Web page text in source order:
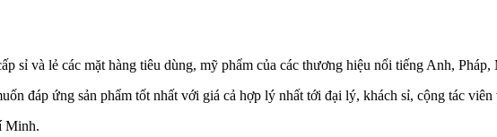
sỉ và lẻ các mặt hàng tiêu dùng, mỹ phẩm của các thương hiệu nổi tiếng Anh,
đáp ứng sản phẩm tốt nhất với giá cả hợp lý nhất tới đại lý, khách sỉ, cộng tác viên
Minh.